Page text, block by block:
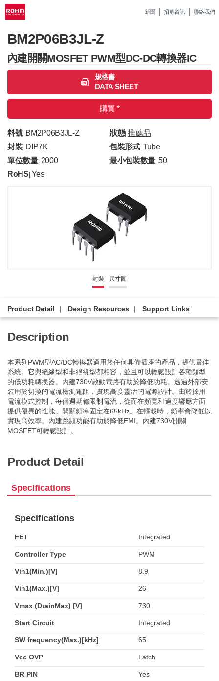
新聞 招募資訊 聯絡我們
BM2P06B3JL-Z
內建開關MOSFET PWM型DC-DC轉換器IC
規格書
DATA SHEET
購買 *
料號| BM2P06B3JL-Z 狀態|推薦品
封裝| DIP7K 包裝形式| Tube
單位數量| 2000 最小包裝數量 |50
RoHS Yes
封裝 尺寸圖
Product Detail Design Resources Support Links
Description
本系列PWM型AC/DC轉換器適用於任何具備插座的產品，提供最佳
系統。它與絕緣型和非絕緣型都相容，並且可以輕鬆設計各種類型
的低功耗轉換器。內建730V啟動電路有助於降低功耗。透過外部安
裝用於切換的電流檢測電阻，實現高度靈活的電源設計。由於採用
電流模式控制，每個週期都限制電流，從而在頻寬和過度響應方面
提供優異的性能。開關頻率固定在65kHz。在輕載時，頻率會降低以
實現高效率。內建跳頻功能有助於降低EMI。內建730V開關
MOSFET可輕鬆設計。
Product Detail
Specifications
Specifications
FET Integrated
Controller Type PWM
Vin1(Min.)[V] 8.9
Vin1(Max.)[V] 26
Vmax (DrainMax) [V] 730
Start Circuit Integrated
SW frequency(Max.)[kHz] 65
Vcc OVP Latch
BR PIN Yes